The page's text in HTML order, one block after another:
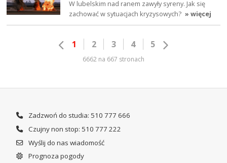
W lubelskim nad ranem zawyły syreny. Jak się
zachować w sytuacjach kryzysowych? » więcej
1 2 3 4 5
6662 na 667 stronach
Zadzwoń do studia: 510 777 666
Czujny non stop: 510 777 222
Wyślij do nas wiadomość
Prognoza pogody